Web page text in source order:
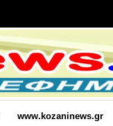
www.kozaninews.gr